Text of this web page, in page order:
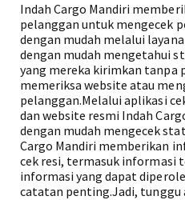
Indah Cargo Mandiri
pelanggan untuk mengecek
dengan mudah melalui
dengan mudah mengetahui
yang mereka kirimkan
memeriksa website atau
pelanggan.Melalui aplikasi
dan website resmi Indah
dengan mudah mengecek
Cargo Mandiri memberikan
cek resi, termasuk informasi
informasi yang dapat
catatan penting.Jadi, tunggu